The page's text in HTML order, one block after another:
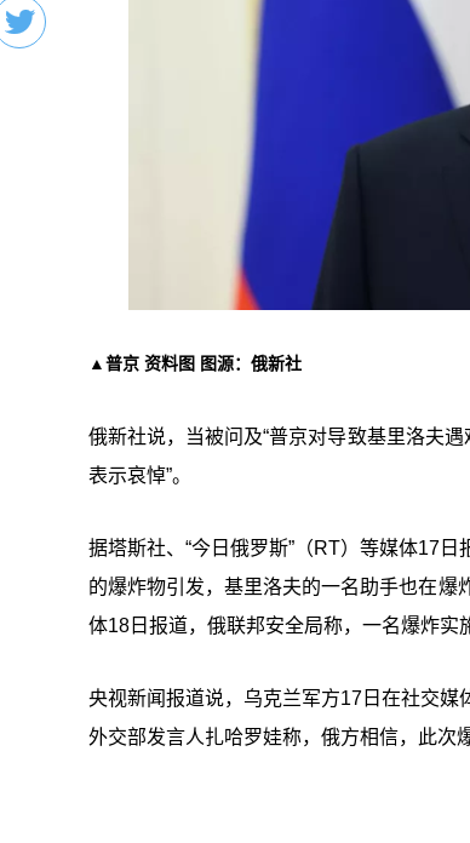
▲普京 资料图 图源：俄新社
俄新社说，当被问及“普京对导致基里洛夫
表示哀悼”。
据塔斯社、“今日俄罗斯”（RT）等媒体17
的爆炸物引发，基里洛夫的一名助手也在
体18日报道，俄联邦安全局称，一名爆炸实
央视新闻报道说，乌克兰军方17日在社交
外交部发言人扎哈罗娃称，俄方相信，此次